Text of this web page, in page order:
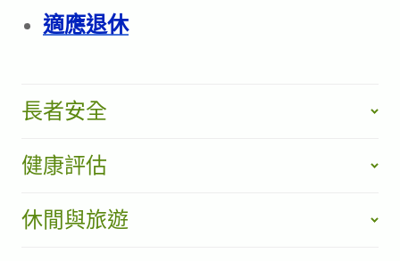
適應退休
長者安全
健康評估
休閒與旅遊